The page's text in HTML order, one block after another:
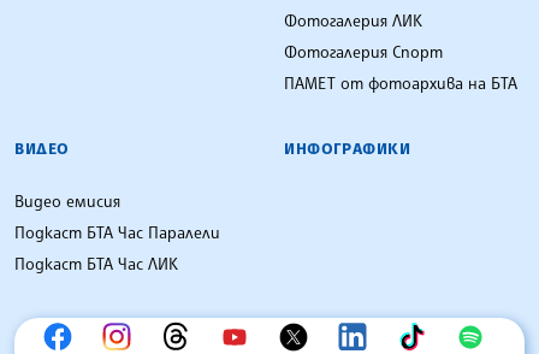
Фотогалерия ЛИК
Фотогалерия Спорт
ПАМЕТ от фотоархива на БТА
ВИДЕО
Видео емисия
Подкаст БТА Час Паралели
Подкаст БТА Час ЛИК
ИНФОГРАФИКИ